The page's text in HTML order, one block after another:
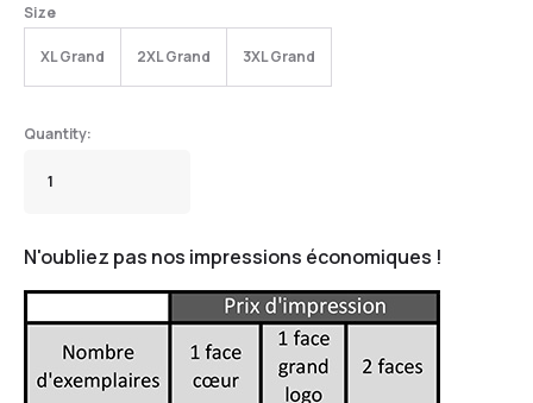
Size
XL Grand 2XL Grand 3XL Grand
N'oubliez pas nos impressions économiques !